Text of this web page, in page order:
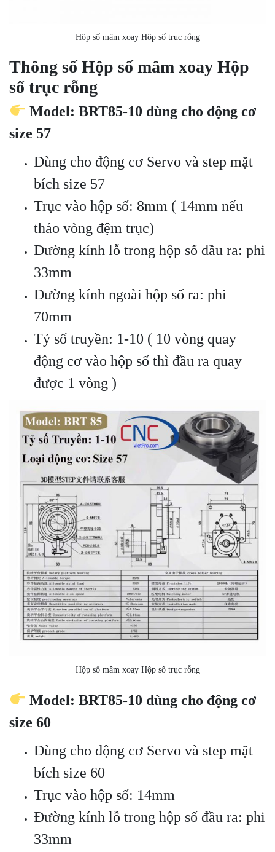
Hộp số mâm xoay Hộp số trục rỗng
Thông sốHộp số mâm xoay Hộp
số trục rỗng
Model: BRT85-10 dùng cho động cơ
size 57
Dùng cho động cơ Servo và step mặt
bích size 57
Trục vào hộp số: 8mm ( 14mm nếu
tháo vòng đệm trục)
Đường kính lỗ trong hộp số đầu ra: phi
33mm
Đường kính ngoài hộp số ra: phi
70mm
Tỷ số truyền: 1-10 ( 10 vòng quay
động cơ vào hộp số thì đầu ra quay
được 1 vòng )
Hộp số mâm xoay Hộp số trục rỗng
Model: BRT85-10 dùng cho động cơ
size 60
Dùng cho động cơ Servo và step mặt
bích size 60
Trục vào hộp số: 14mm
Đường kính lỗ trong hộp số đầu ra: phi
33mm